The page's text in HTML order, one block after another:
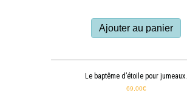
Ajouter au panier
Le baptême d’étoile pour jumeaux.
69,00€